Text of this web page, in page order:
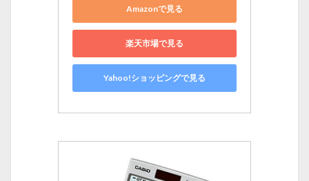
Amazonで見る
楽天市場で見る
Yahoo!ショッピングで見る